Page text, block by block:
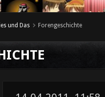
und Das Forengeschichte